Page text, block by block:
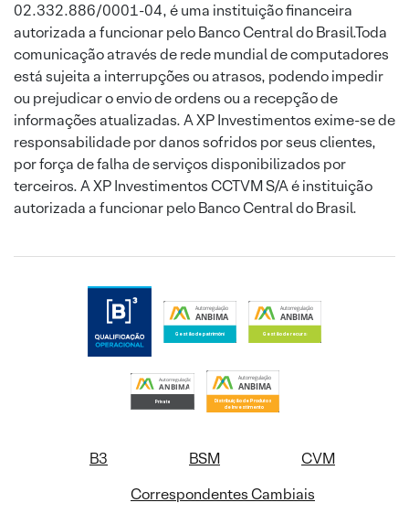
02.332.886/0001-04, é uma instituição financeira
autorizada a funcionar pelo Banco Central do Brasil.Toda
comunicação através de rede mundial de computadores
está sujeita a interrupções ou atrasos, podendo impedir
ou prejudicar o envio de ordens ou a recepção de
informações atualizadas. A XP Investimentos exime-se de
responsabilidade por danos sofridos por seus clientes,
por força de falha de serviços disponibilizados por
terceiros. A XP Investimentos CCTVM S/A é instituição
autorizada a funcionar pelo Banco Central do Brasil.
B3 BSM
CVM
Correspondentes Cambiais